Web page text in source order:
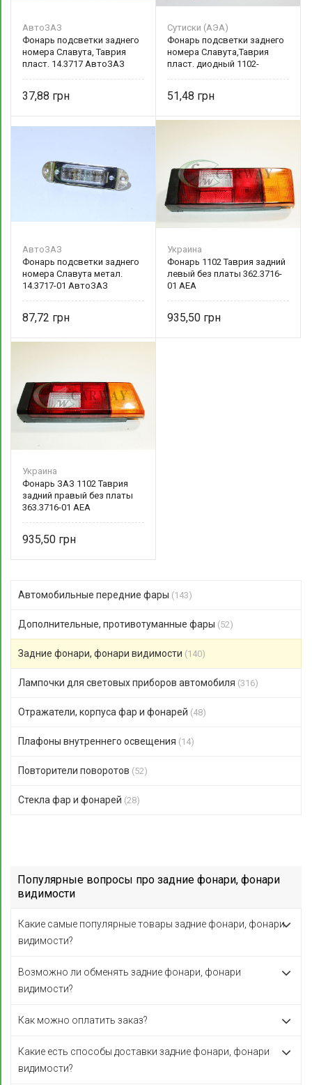
АвтоЗАЗ
Фонарь подсветки заднего
номера Славута, Таврия
пласт. 14.3717 АвтоЗАЗ
37,88
Сутиски (АЭА)
Фонарь подсветки заднего
номера Славута,Таврия
пласт. диодный 1102-
51,48
АвтоЗАЗ
Фонарь подсветки заднего
номера Славута метал.
14.3717-01 АвтоЗАЗ
87,72
Украина
Фонарь 1102 Таврия задний
левый без платы 362.3716-
01 АЕА
935,50
Украина
Фонарь ЗАЗ 1102 Таврия
задний правый без платы
363.3716-01 АЕА
935,50
Автомобильные передние фары (143)
Дополнительные, противотуманные фары (52)
Задние фонари, фонари видимости (140)
Лампочки для световых приборов автомобиля (316)
Отражатели, корпуса фар и фонарей (48)
Плафоны внутреннего освещения (14)
Повторители поворотов (52)
Стекла фар и фонарей (28)
Популярные вопросы про задние фонари, фонари
видимости
Какие самые популярные товары задние фонари, фонари
видимости?
Возможно ли обменять задние фонари, фонари
видимости?
Как можно оплатить заказ?
Какие есть способы доставки задние фонари, фонари
видимости?